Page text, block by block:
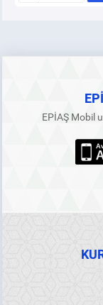
EPİAŞ Mobil